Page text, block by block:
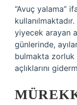
“Avuç yalama”
yiyecek arayan
günlerinde,
bulmakta zorluk
açlıklarını